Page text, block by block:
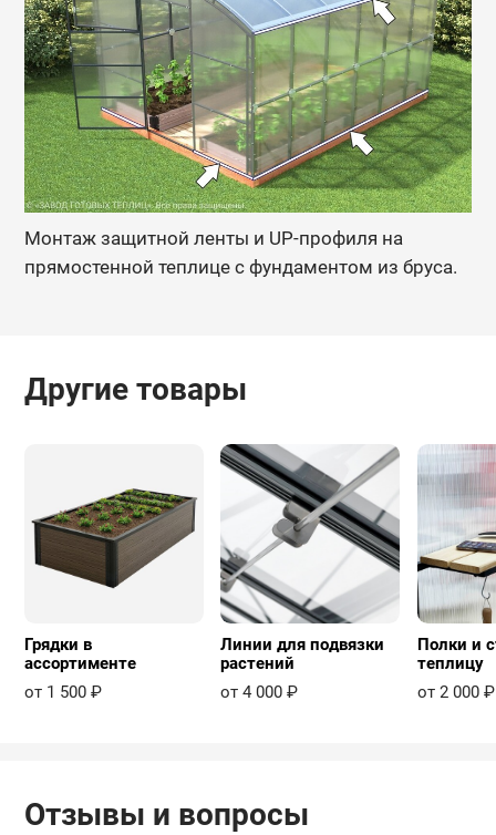
Монтаж защитной ленты и UP-профиля на
прямостенной теплице с фундаментом из бруса.
Другие товары
Грядки в
ассортименте
от 1 500 ₽
Линии для подвязки
растений
от 4 000 ₽
Полки и
теплицу
от 2 000 ₽
Отзывы и вопросы